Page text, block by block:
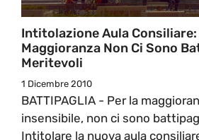
Intitolazione Aula Consiliare:
Maggioranza Non Ci Sono
Meritevoli
1 Dicembre 2010
BATTIPAGLIA - Per la
insensibile, non ci sono
Intitolare la nuova aula